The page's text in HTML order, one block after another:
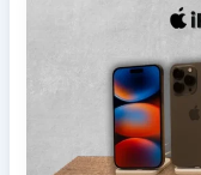
फीचर्स